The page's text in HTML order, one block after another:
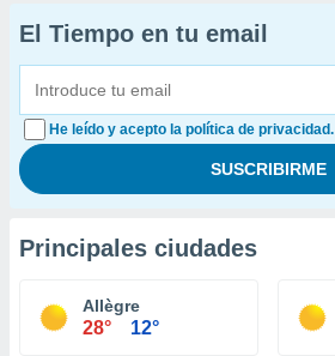
El Tiempo en tu email
He leído y acepto la política de privacidad.
Principales ciudades
Allègre
28° 12°